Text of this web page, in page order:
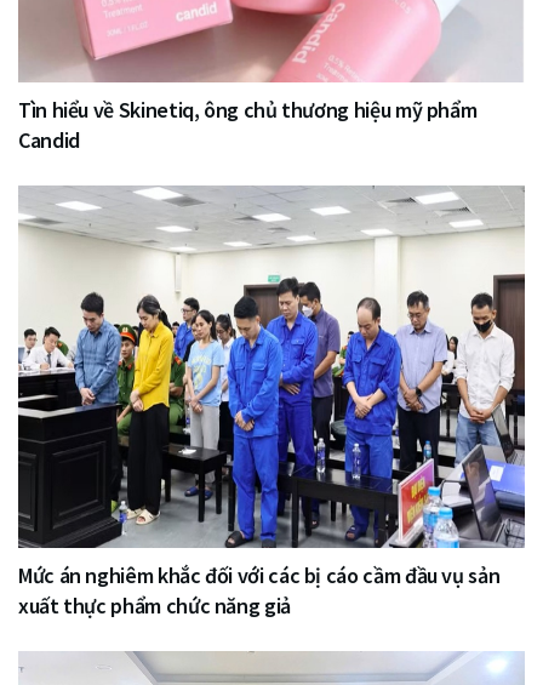
Tìn hiểu về Skinetiq, ông chủ thương hiệu mỹ phẩm
Candid
Mức án nghiêm khắc đối với các bị cáo cầm đầu vụ sản
xuất thực phẩm chức năng giả